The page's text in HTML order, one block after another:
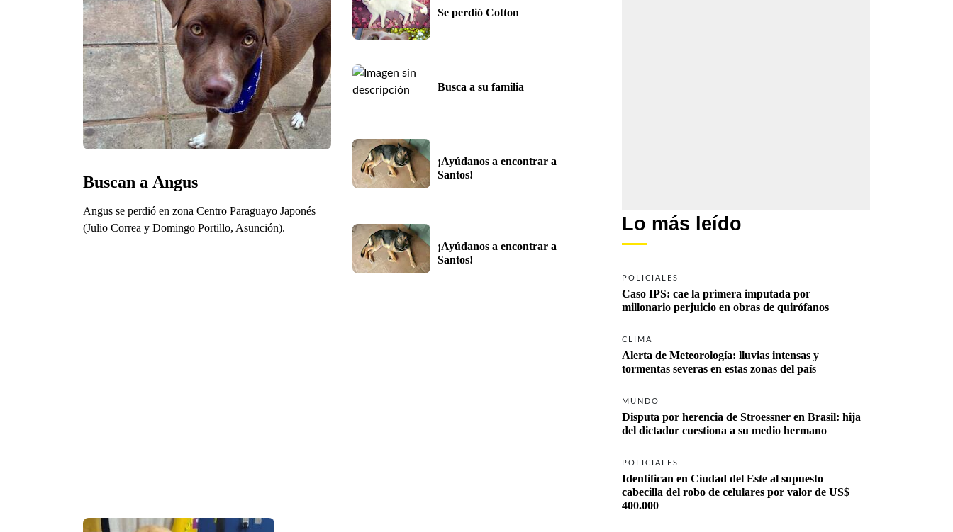
Buscan a Angus
Angus se perdió en zona Centro Paraguayo Japonés
(Julio Correa y Domingo Portillo, Asunción).
Se perdió Cotton
Busca a su familia
¡Ayúdanos a encontrar a
Santos!
¡Ayúdanos a encontrar a
Santos!
Lo más leído
POLICIALES
Caso IPS: cae la primera imputada por
millonario perjuicio en obras de quirófanos
CLIMA
Alerta de Meteorología: lluvias intensas y
tormentas severas en estas zonas del país
MUNDO
Disputa por herencia de Stroessner en Brasil: hija
POLICIALES
Identifican en Ciudad del Este al supuesto
cabecilla del robo de celulares por valor de US$
400.000